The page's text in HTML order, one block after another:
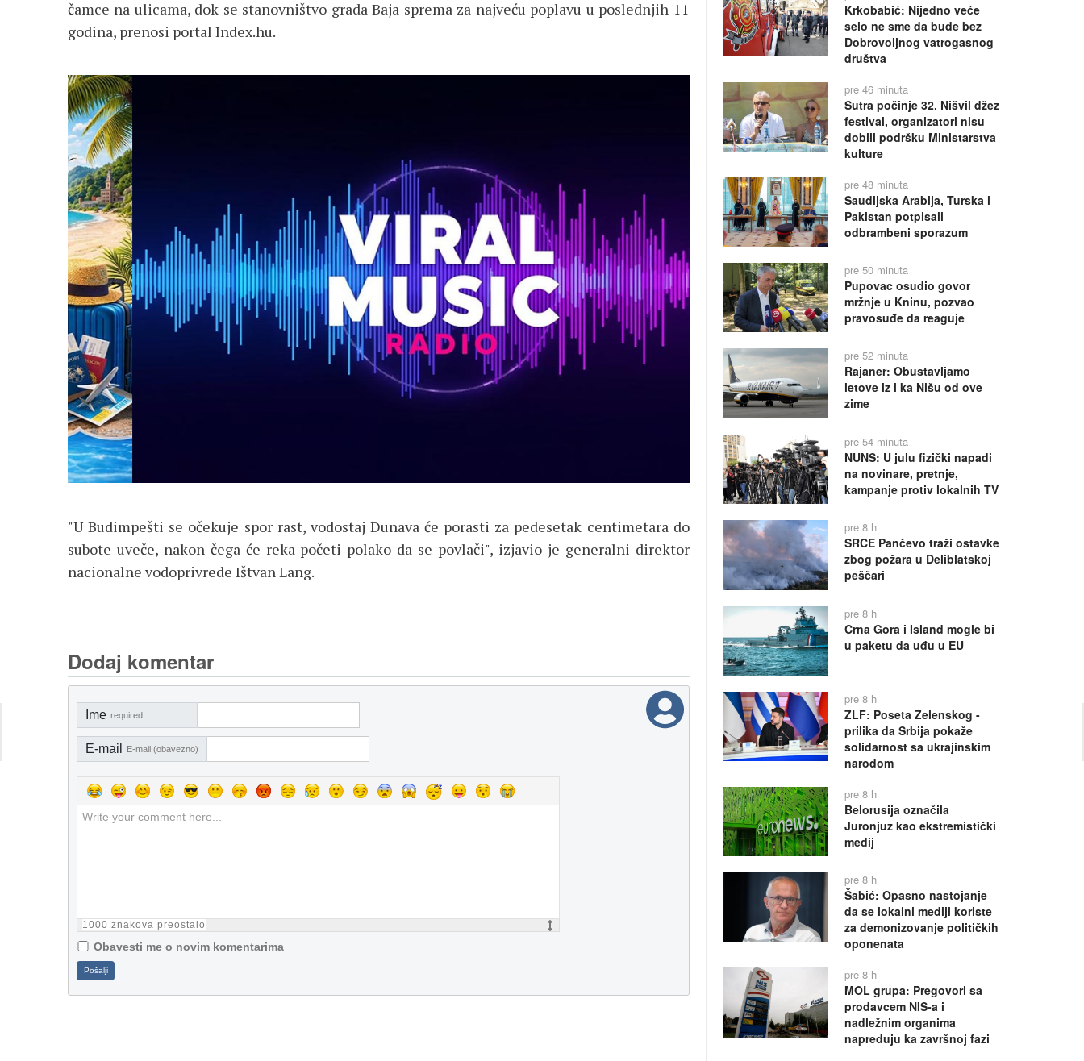
čamce na ulicama, dok se stanovništvo grada Baja sprema za najveću poplavu u poslednjih 11
godina, prenosi portal Index.hu.
"U Budimpešti se očekuje spor rast, vodostaj Dunava će porasti za pedesetak centimetara do
subote uveče, nakon čega će reka početi polako da se povlači", izjavio je generalni direktor
nacionalne vodoprivrede Ištvan Lang.
Dodaj komentar
Ime required
E-mail E-mail (obavezno)
1000 znakova preostalo
Obavesti me o novim komentarima
Pošalji
Krkobabić: Nijedno veće
selo ne sme da bude bez
Dobrovoljnog vatrogasnog
društva
pre 46 minuta
Sutra počinje 32. Nišvil džez
festival, organizatori nisu
dobili podršku Ministarstva
kulture
pre 48 minuta
Saudijska Arabija, Turska i
Pakistan potpisali
odbrambeni sporazum
pre 50 minuta
Pupovac osudio govor
mržnje u Kninu, pozvao
pravosuđe da reaguje
pre 52 minuta
Rajaner: Obustavljamo
letove iz i ka Nišu od ove
zime
pre 54 minuta
NUNS: U julu fizički napadi
na novinare, pretnje,
kampanje protiv lokalnih TV
pre 8 h
SRCE Pančevo traži ostavke
zbog požara u Deliblatskoj
peščari
pre 8 h
Crna Gora i Island mogle bi
u paketu da uđu u EU
pre 8 h
ZLF: Poseta Zelenskog -
prilika da Srbija pokaže
solidarnost sa ukrajinskim
narodom
pre 8 h
Belorusija označila
Juronjuz kao ekstremistički
medij
pre 8 h
Šabić: Opasno nastojanje
da se lokalni mediji koriste
za demonizovanje političkih
oponenata
pre 8 h
MOL grupa: Pregovori sa
prodavcem NIS-a i
nadležnim organima
napreduju ka završnoj fazi